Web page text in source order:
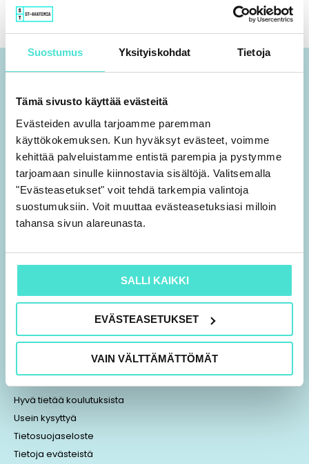
Suostumus Yksityiskohdat Tietoja
Tämä sivusto käyttää evästeitä
Evästeiden avulla tarjoamme paremman
käyttökokemuksen. Kun hyväksyt evästeet, voimme
kehittää palveluistamme entistä parempia ja pystymme
tarjoamaan sinulle kiinnostavia sisältöjä. Valitsemalla
"Evästeasetukset" voit tehdä tarkempia valintoja
suostumuksiin. Voit muuttaa evästeasetuksiasi milloin
tahansa sivun alareunasta.
SALLI KAIKKI
EVÄSTEASETUKSET
VAIN VÄLTTÄMÄTTÖMÄT
09 7552 2010
aspa@stakatemia.fi
Fredrikinkatu 61 A 8. krs
Y-tunnus 0459426-4
L
n
e
d
i
n
T
r
a
d
s
TIETOA MEISTÄ
Hyvä tietää koulutuksista
Usein kysyttyä
Tietosuojaseloste
Tietoja evästeistä